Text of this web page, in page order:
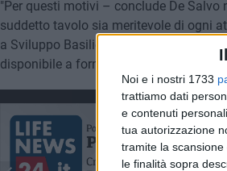
Noi e i nostri 1733
trattiamo dati
e contenuti
tua autorizzazione
tramite la
le finalità sopra
"Per questi motivi – conclude De Salvo
suddetto tavolo sia meritevole di ogni
a Sviluppo Basilicata debba essere
disponibile a fornire ogni utile